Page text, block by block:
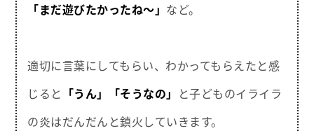
「まだ遊びたかったね～」 など。
適切に言葉にしてもらい、わかってもらえたと感
じると 「うん」 「そうなの」 と子どものイライラ
の炎はだんだんと鎮火していきます。